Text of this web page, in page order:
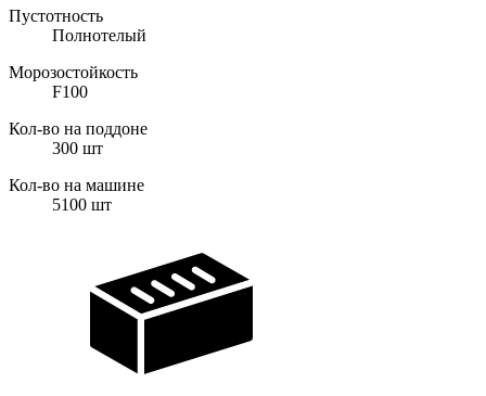
Пустотность
Полнотелый
Морозостойкость
F100
Кол-во на поддоне
300 шт
Кол-во на машине
5100 шт